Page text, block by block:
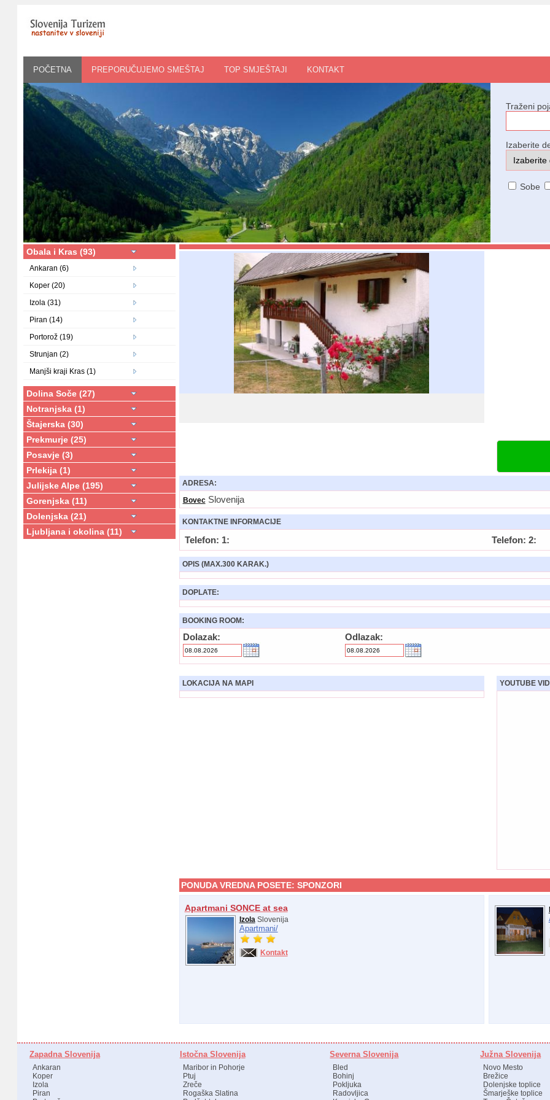
POČETNA PREPORUČUJEMO SMEŠTAJ TOP SMJEŠTAJI KONTAKT
Traženi
Izaberite
Sobe
Obala i Kras (93)
Ankaran (6)
Koper (20)
Izola (31)
Piran (14)
Portorož (19)
Strunjan (2)
Manjši kraji Kras (1)
Dolina Soče (27)
Notranjska (1)
Štajerska (30)
Prekmurje (25)
Posavje (3)
Prlekija (1)
Julijske Alpe (195)
Gorenjska (11)
Dolenjska (21)
Ljubljana i okolina (11)
ADRESA:
BovecSlovenija
KONTAKTNE INFORMACIJE
Telefon: 1: Telefon: 2:
OPIS (MAX.300 KARAK.)
DOPLATE:
BOOKING ROOM:
Dolazak: Odlazak:
LOKACIJA NA MAPI YOUTUBE
PONUDA VREDNA POSETE: SPONZORI
Apartmani SONCE at sea
IzolaSlovenija
Apartmani/
Kontakt
Zapadna Slovenija
Ankaran
Koper
Izola
Piran
Istočna Slovenija
Maribor in Pohorje
Ptuj
Zreče
Rogaška Slatina
Severna Slovenija
Bled
Bohinj
Pokljuka
Radovljica
Južna Slovenija
Novo Mesto
Brežice
Dolenjske toplice
Šmarješke toplice